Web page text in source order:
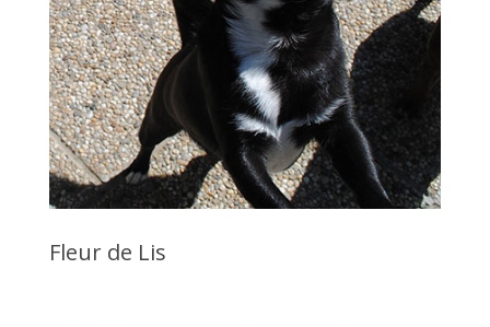
Fleur de Lis